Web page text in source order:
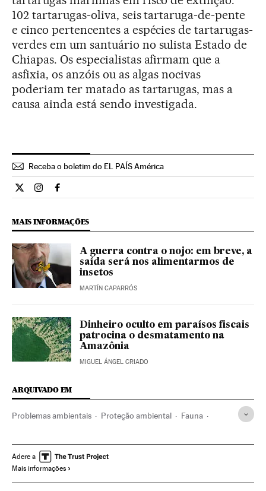
102 tartarugas-oliva, seis tartaruga-de-pente
e cinco pertencentes a espécies de tartarugas-
verdes em um santuário no sulista Estado de
Chiapas. Os especialistas afirmam que a
asfixia, os anzóis ou as algas nocivas
poderiam ter matado as tartarugas, mas a
causa ainda está sendo investigada.
Receba o boletim do EL PAÍS América
Internacional El País Brasil en Twitter
Internacional El País Brasil en Instagram
Internacional El País Brasil en Facebook
MAIS INFORMAÇÕES
A guerra contra o nojo: em breve, a
saída será nos alimentarmos de
insetos
MARTÍN CAPARRÓS
Dinheiro oculto em paraísos fiscais
patrocina o desmatamento na
Amazônia
MIGUEL ÁNGEL CRIADO
ARQUIVADO EM
Problemas ambientais Proteção ambiental Fauna
Répteis Espécies protegidas
Política ambiental
Adere a
Mais informações